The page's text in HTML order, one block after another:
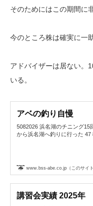
そのためにはこの期間に
今のところ株は確実に一
アドバイザーは居ない。
いる。
アベの釣り自慢
5082026 浜名湖のチニング15
から浜名湖へ釣りに行った 47
www.bss-abe.co.jp（このサイト
講習会実績 2025年